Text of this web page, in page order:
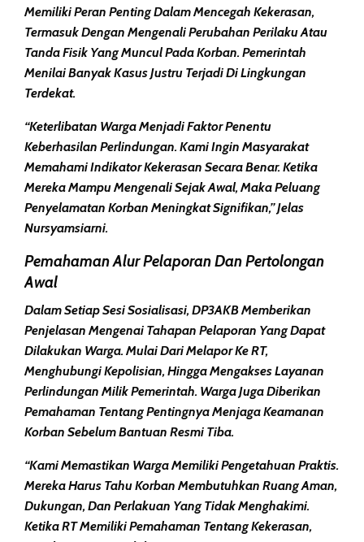
Memiliki Peran Penting Dalam Mencegah Kekerasan,
Termasuk Dengan Mengenali Perubahan Perilaku Atau
Tanda Fisik Yang Muncul Pada Korban. Pemerintah
Menilai Banyak Kasus Justru Terjadi Di Lingkungan
Terdekat.
“Keterlibatan Warga Menjadi Faktor Penentu
Keberhasilan Perlindungan. Kami Ingin Masyarakat
Memahami Indikator Kekerasan Secara Benar. Ketika
Mereka Mampu Mengenali Sejak Awal, Maka Peluang
Penyelamatan Korban Meningkat Signifikan,” Jelas
Nursyamsiarni.
Pemahaman Alur Pelaporan Dan Pertolongan
Awal
Dalam Setiap Sesi Sosialisasi, DP3AKB Memberikan
Penjelasan Mengenai Tahapan Pelaporan Yang Dapat
Dilakukan Warga. Mulai Dari Melapor Ke RT,
Menghubungi Kepolisian, Hingga Mengakses Layanan
Perlindungan Milik Pemerintah. Warga Juga Diberikan
Pemahaman Tentang Pentingnya Menjaga Keamanan
Korban Sebelum Bantuan Resmi Tiba.
“Kami Memastikan Warga Memiliki Pengetahuan Praktis.
Mereka Harus Tahu Korban Membutuhkan Ruang Aman,
Dukungan, Dan Perlakuan Yang Tidak Menghakimi.
Ketika RT Memiliki Pemahaman Tentang Kekerasan,